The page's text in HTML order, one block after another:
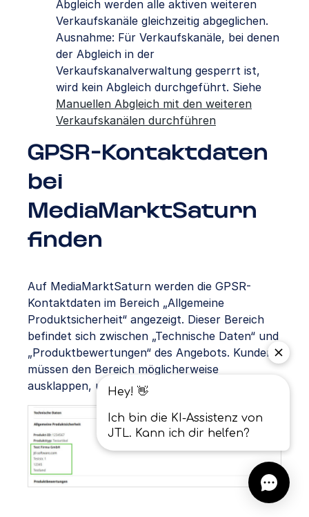
Abgleich werden alle aktiven weiteren
Verkaufskanäle gleichzeitig abgeglichen.
Ausnahme: Für Verkaufskanäle, bei denen
der Abgleich in der
Verkaufskanalverwaltung gesperrt ist,
wird kein Abgleich durchgeführt. Siehe
Manuellen Abgleich mit den weiteren
Verkaufskanälen durchführen
GPSR-Kontaktdaten
bei
MediaMarktSaturn
finden
Auf MediaMarktSaturn werden die GPSR-
Kontaktdaten im Bereich „Allgemeine
Produktsicherheit“ angezeigt. Dieser Bereich
befindet sich zwischen „Technische Daten“ und
„Produktbewertungen“ des Angebots. Kunden
müssen den Bereich möglicherweise
ausklappen, um die GPSR-Daten zu sehen.